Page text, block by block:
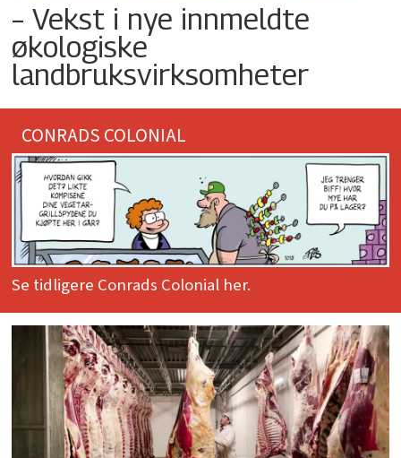
– Vekst i nye innmeldte
økologiske
landbruksvirksomheter
CONRADS COLONIAL
Se tidligere Conrads Colonial her.